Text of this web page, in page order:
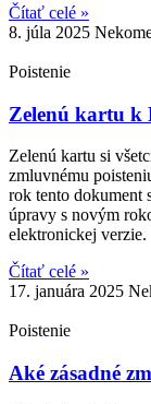
Čítať celé »
8. júla 2025
Poistenie
Zelenú kartu k
Zelenú kartu si
zmluvnému
rok tento dokument
úpravy s novým
elektronickej verzie.
Čítať celé »
17. januára 2025
Poistenie
Aké zásadné